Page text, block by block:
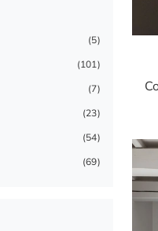
5
101
7
23
54
69